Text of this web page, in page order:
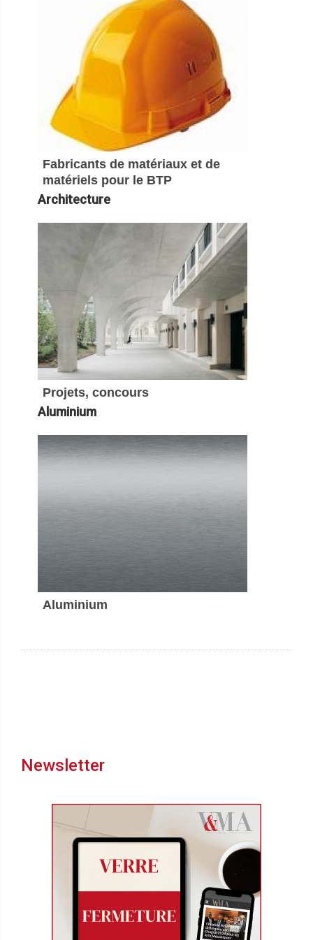
Fabricants de matériaux et de
matériels pour le BTP
Architecture
Projets, concours
Aluminium
Aluminium
Newsletter